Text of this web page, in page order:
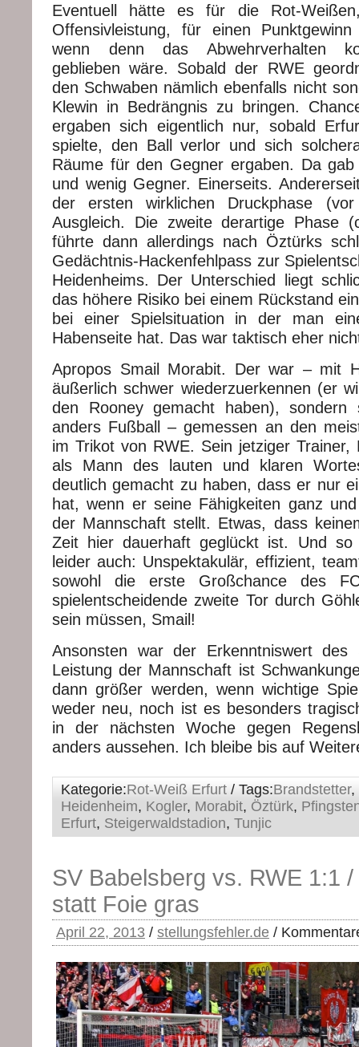
Eventuell hätte es für die Rot-
Offensivleistung, für einen
wenn denn das Abwehrverhalten
geblieben wäre. Sobald der RWE
den Schwaben nämlich ebenfalls nicht
Klewin in Bedrängnis zu bringen.
ergaben sich eigentlich nur, sobald
spielte, den Ball verlor und sich
Räume für den Gegner ergaben. Da
und wenig Gegner. Einerseits.
der ersten wirklichen Druckphase
Ausgleich. Die zweite derartige Phase
führte dann allerdings nach Öztürks
Gedächtnis-Hackenfehlpass zur
Heidenheims. Der Unterschied liegt
das höhere Risiko bei einem Rückstand
bei einer Spielsituation in der man
Habenseite hat. Das war taktisch eher
Apropos Smail Morabit. Der war – mit
äußerlich schwer wiederzuerkennen (er
den Rooney gemacht haben), sondern
anders Fußball – gemessen an den
im Trikot von RWE. Sein jetziger Trainer,
als Mann des lauten und klaren
deutlich gemacht zu haben, dass er nur
hat, wenn er seine Fähigkeiten ganz
der Mannschaft stellt. Etwas, dass
Zeit hier dauerhaft geglückt ist. Und
leider auch: Unspektakulär, effizient,
sowohl die erste Großchance des
spielentscheidende zweite Tor durch
sein müssen, Smail!
Ansonsten war der Erkenntniswert des
Leistung der Mannschaft ist
dann größer werden, wenn wichtige
weder neu, noch ist es besonders
in der nächsten Woche gegen
anders aussehen. Ich bleibe bis auf
Kategorie:Rot-Weiß Erfurt / Tags:Brandstetter,
Heidenheim, Kogler, Morabit, Öztürk,
Erfurt, Steigerwaldstadion, Tunjic
SV Babelsberg vs. RWE 1:1
statt Foie gras
April 22, 2013 / stellungsfehler.de /